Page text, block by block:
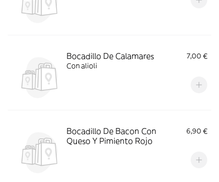
Bocadillo De Calamares
7,00 €
Con alioli
Bocadillo De Bacon Con
Queso Y Pimiento Rojo
6,90 €